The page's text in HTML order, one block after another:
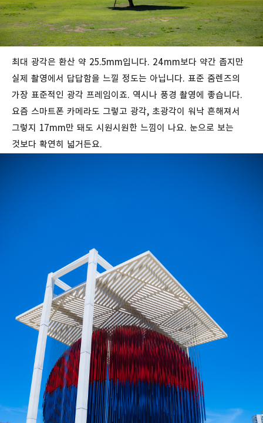
최대 광각은 환산 약 25.5mm입니다. 24mm보다 약간 좁지만
실제 촬영에서 답답함을 느낄 정도는 아닙니다. 표준 줌렌즈의
가장 표준적인 광각 프레임이죠. 역시나 풍경 촬영에 좋습니다.
요즘 스마트폰 카메라도 그렇고 광각, 초광각이 워낙 흔해져서
그렇지 17mm만 돼도 시원시원한 느낌이 나요. 눈으로 보는
것보다 확연히 넓거든요.